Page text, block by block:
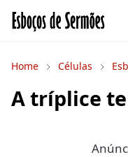
Home Células
A tríplice